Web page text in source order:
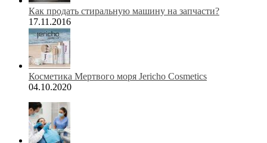
Как продать стиральную машину на запчасти?
17.11.2016
Косметика Мертвого моря Jericho Cosmetics
04.10.2020